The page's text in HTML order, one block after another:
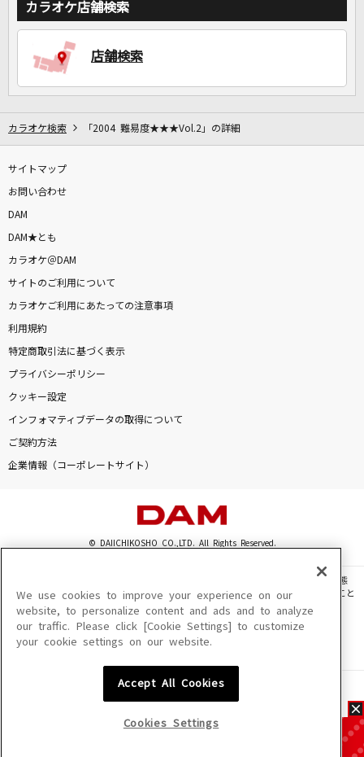
カラオケをもっと楽しもう！
カラオケ店舗検索
店舗検索
カラオケ検索 「2004 難易度★★★Vol.2」の詳細
サイトマップ
お問い合わせ
DAM
DAM★とも
カラオケ＠DAM
サイトのご利用について
カラオケご利用にあたっての注意事項
利用規約
特定商取引法に基づく表示
プライバシーポリシー
クッキー設定
インフォマティブデータの取得について
ご契約方法
企業情報（コーポレートサイト）
© DAIICHIKOSHO CO.,LTD. All Rights Reserved.
このサイトに掲載されている一切の文章・画像・写真・動画・音声等を、手段や形態
を問わず、著作権法の定める範囲を超えて無断で複製、転載、ファイル化などすること
を禁じます。
楽曲及びコンテンツは、機種によりご利用いただけない場合があります。
楽曲及びコンテンツの配信日、配信内容が変更になる場合があります。
We use cookies to improve your experience on our
website, to personalize content and ads and to analyze
our traffic. Please click [Cookie Settings] to customize
your cookie settings on our website.
Accept All Cookies
Cookies Settings